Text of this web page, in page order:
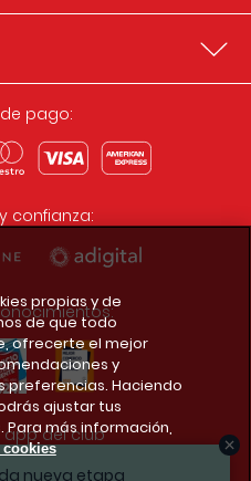
nueva etapa
pago:
confianza:
del club
propias y de
de que todo
ofrecerte el mejor
y
preferencias. Haciendo
ajustar tus
más información,